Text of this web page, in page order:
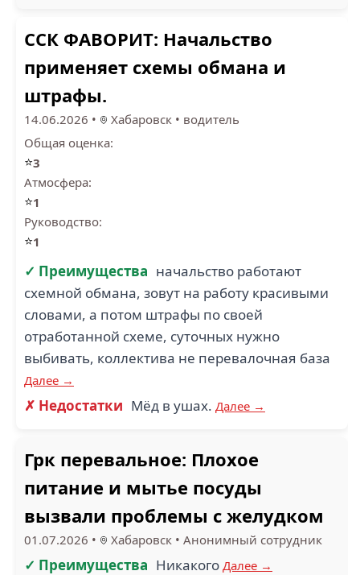
ССК ФАВОРИТ: Начальство
применяет схемы обмана и
штрафы.
14.06.2026 • Хабаровск • водитель
Общая оценка:
⭐3
Атмосфера:
⭐1
Руководство:
⭐1
✓ Преимущества начальство работают
схемной обмана, зовут на работу красивыми
словами, а потом штрафы по своей
отработанной схеме, суточных нужно
выбивать, коллектива не перевалочная база
Далее →
✗ Недостатки Мёд в ушах. Далее →
Грк перевальное: Плохое
питание и мытье посуды
вызвали проблемы с желудком
01.07.2026 • Хабаровск • Анонимный сотрудник
✓ Преимущества Никакого Далее →